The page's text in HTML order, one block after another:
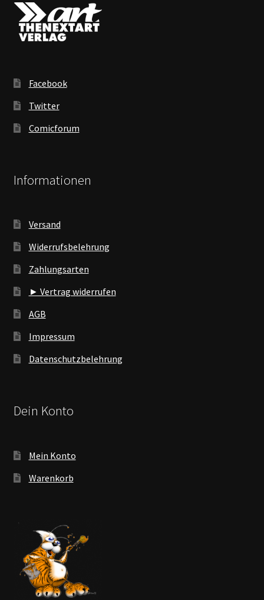
Facebook
Twitter
Comicforum
Informationen
Versand
Widerrufsbelehrung
Zahlungsarten
► Vertrag widerrufen
AGB
Impressum
Datenschutzbelehrung
Dein Konto
Mein Konto
Warenkorb